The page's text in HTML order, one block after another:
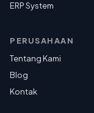
ERP System
PERUSAHAAN
Tentang Kami
Blog
Kontak